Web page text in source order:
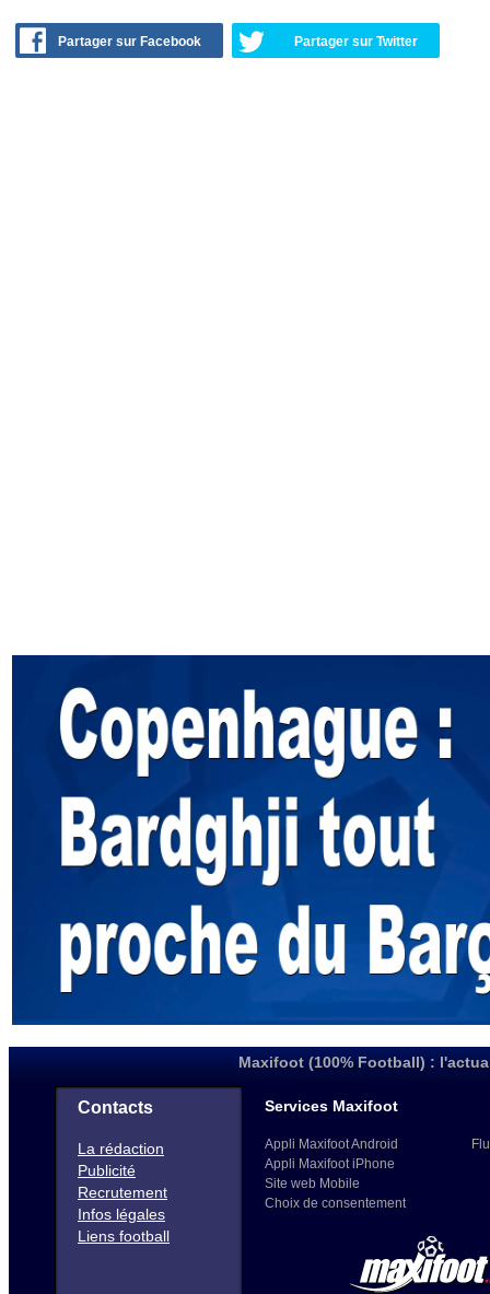
Partager sur Facebook Partager sur Twitter
Maxifoot (100% Football) :
Contacts
La rédaction
Publicité
Recrutement
Infos légales
Liens football
Services Maxifoot
Appli Maxifoot Android
Appli Maxifoot iPhone
Site web Mobile
Choix de consentement